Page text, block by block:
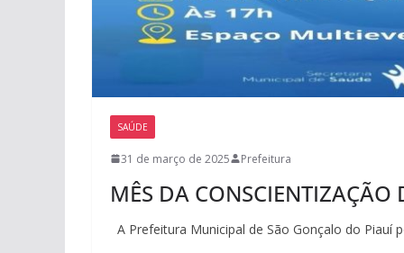
SAÚDE
31 de março de 2025 Prefeitura
MÊS DA CONSCIENTIZAÇÃO
A Prefeitura Municipal de São Gonçalo do Piauí